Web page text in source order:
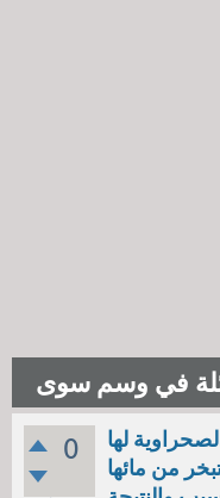
في وسم سوى
0
لها
من مائها